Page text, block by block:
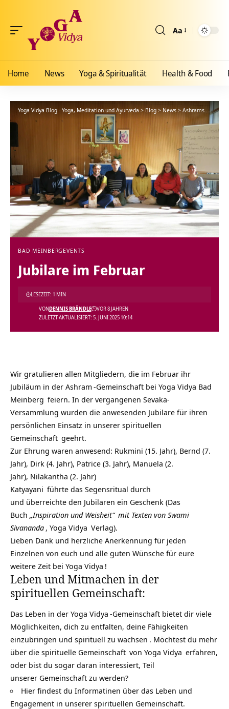
Aa
Home News Yoga & Spiritualität Health & Food
Yoga Vidya Blog - Yoga, Meditation und Ayurveda >Blog>News> Ashrams Bad
BAD MEINBERG EVENTS
Jubilare im Februar
ZULETZT AKTUALISIERT: 5. JUNI 2025 10:14
VONDENNIS BRÄNDLE VOR 8 JAHREN
LESEZEIT: 1 MIN
Wir gratulieren allen Mitgliedern, die im Februar ihr
Jubiläum in der Ashram -Gemeinschaft bei Yoga Vidya Bad
Meinberg feiern. In der vergangenen Sevaka-
Versammlung wurden die anwesenden Jubilare für ihren
persönlichen Einsatz in unserer spirituellen
Gemeinschaft geehrt.
Zur Ehrung waren anwesend: Rukmini (15. Jahr), Bernd (7.
Jahr), Dirk (4. Jahr), Patrice (3. Jahr), Manuela (2.
Jahr), Nilakantha (2. Jahr)
Katyayani führte das Segensritual durch
und überreichte den Jubilaren ein Geschenk (Das
Buch „Inspiration und Weisheit“ mit Texten von Swami
Sivananda , Yoga Vidya Verlag).
Lieben Dank und herzliche Anerkennung für jeden
Einzelnen von euch und alle guten Wünsche für eure
weitere Zeit bei Yoga Vidya !
Leben und Mitmachen in der
spirituellen Gemeinschaft:
Das Leben in der Yoga Vidya -Gemeinschaft bietet dir viele
Möglichkeiten, dich zu entfalten, deine Fähigkeiten
einzubringen und spirituell zu wachsen . Möchtest du mehr
über die spirituelle Gemeinschaft von Yoga Vidya erfahren,
oder bist du sogar daran interessiert, Teil
unserer Gemeinschaft zu werden?
Hier findest du Informatinen über das Leben und
Engagement in unserer spirituellen Gemeinschaft.